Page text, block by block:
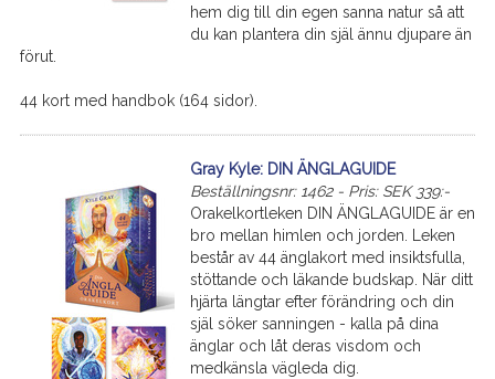
hem dig till din egen sanna natur så att
du kan plantera din själ ännu djupare än
förut.
44 kort med handbok (164 sidor).
Gray Kyle: DIN ÄNGLAGUIDE
Beställningsnr: 1462 - Pris: SEK 339:-
Orakelkortleken DIN ÄNGLAGUIDE är en
bro mellan himlen och jorden. Leken
består av 44 änglakort med insiktsfulla,
stöttande och läkande budskap. När ditt
hjärta längtar efter förändring och din
själ söker sanningen - kalla på dina
änglar och låt deras visdom och
medkänsla vägleda dig.